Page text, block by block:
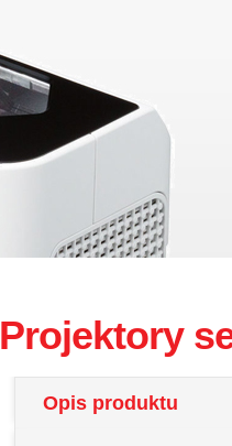
Projektory
Opis produktu